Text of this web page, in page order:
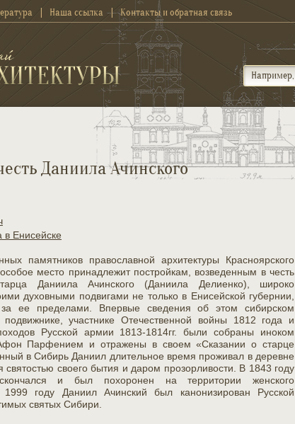
Наша ссылка Контакты и обратная связь
Даниила Ачинского
в Енисейске
памятников православной архитектуры Красноярского
место принадлежит постройкам, возведенным в честь
Даниила Ачинского (Даниила Делиенко), широко
духовными подвигами не только в Енисейской губернии,
ее пределами. Впервые сведения об этом сибирском
подвижнике, участнике Отечественной войны 1812 года и
Русской армии 1813-1814гг. были собраны иноком
Парфением и отражены в своем «Сказании о старце
в Сибирь Даниил длительное время проживал в деревне
своего бытия и даром прозорливости. В 1843 году
и был похоронен на территории женского
1999 году Даниил Ачинский был канонизирован Русской
святых Сибири.